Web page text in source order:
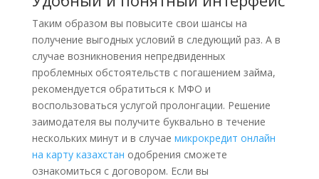
Таким образом вы повысите свои шансы на
получение выгодных условий в следующий раз. А в
случае возникновения непредвиденных
проблемных обстоятельств с погашением займа,
рекомендуется обратиться к МФО и
воспользоваться услугой пролонгации. Решение
заимодателя вы получите буквально в течение
нескольких минут и в случае микрокредит онлайн
на карту казахстан одобрения сможете
ознакомиться с договором. Если вы